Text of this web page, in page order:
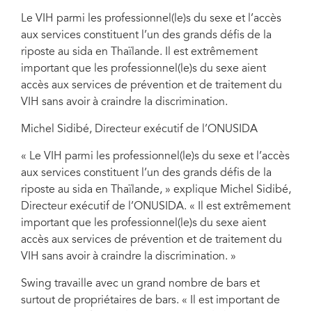
Le VIH parmi les professionnel(le)s du sexe et l’accès
aux services constituent l’un des grands défis de la
riposte au sida en Thaïlande. Il est extrêmement
important que les professionnel(le)s du sexe aient
accès aux services de prévention et de traitement du
VIH sans avoir à craindre la discrimination.
Michel Sidibé, Directeur exécutif de l’ONUSIDA
« Le VIH parmi les professionnel(le)s du sexe et l’accès
aux services constituent l’un des grands défis de la
riposte au sida en Thaïlande, » explique Michel Sidibé,
Directeur exécutif de l’ONUSIDA. « Il est extrêmement
important que les professionnel(le)s du sexe aient
accès aux services de prévention et de traitement du
VIH sans avoir à craindre la discrimination. »
Swing travaille avec un grand nombre de bars et
surtout de propriétaires de bars. « Il est important de